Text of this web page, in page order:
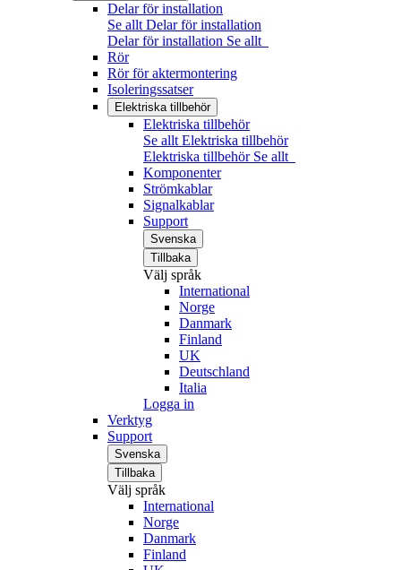
Delar för installation
Se allt Delar för installation
Delar för installation Se allt
Rör
Rör för aktermontering
Isoleringssatser
Elektriska tillbehör
Elektriska tillbehör
Se allt Elektriska tillbehör
Elektriska tillbehör Se allt
Komponenter
Strömkablar
Signalkablar
Support
Svenska
Tillbaka
Välj språk
International
Norge
Danmark
Finland
UK
Deutschland
Italia
Logga in
Verktyg
Support
Svenska
Tillbaka
Välj språk
International
Norge
Danmark
Finland